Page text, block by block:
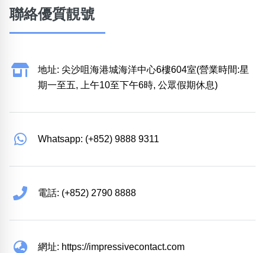
聯絡優質靚號
地址: 尖沙咀海港城海洋中心6樓604室(營業時間:星
期一至五, 上午10至下午6時, 公眾假期休息)
Whatsapp: (+852) 9888 9311
電話: (+852) 2790 8888
網址: https://impressivecontact.com